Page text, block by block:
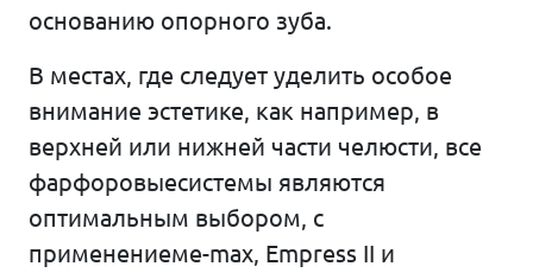
основанию опорного зуба.
В местах, где следует уделить особое
внимание эстетике, как например, в
верхней или нижней части челюсти, все
фарфоровыесистемы являются
оптимальным выбором, с
применениемe-max, Empress II и